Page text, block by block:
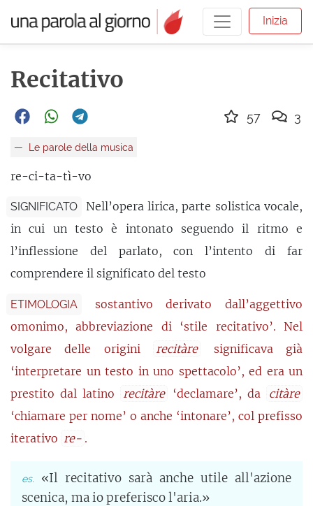
Inizia
Recitativo
Le parole della musica
re-ci-ta-tì-vo
SIGNIFICATO
Nell’opera lirica, parte solistica vocale,
in cui un testo è intonato seguendo il ritmo e
l’inflessione del parlato, con l’intento di far
comprendere il significato del testo
ETIMOLOGIA
sostantivo derivato dall’aggettivo
omonimo, abbreviazione di ‘stile recitativo’. Nel
volgare delle origini
recitàre
significava già
‘interpretare un testo in uno spettacolo’, ed era un
prestito dal latino
recitàre ‘declamare’, da
citàre
‘chiamare per nome’ o anche ‘intonare’, col prefisso
iterativo re- .
«Il recitativo sarà anche utile all'azione
scenica, ma io preferisco l'aria.»
57 3